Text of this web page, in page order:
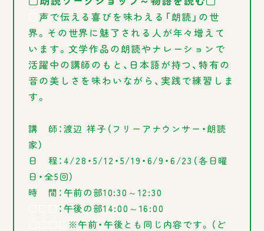
声で伝える喜びを味わえる「朗読」の世
界。その世界に魅了される人が年々増えて
います。文学作品の朗読やナレーションで
活躍中の講師のもと、日本語が持つ、特有の
音の美しさを味わいながら、実践で練習しま
す。
講 師：渡辺 祥子（フリーアナウンサー・朗読
家）
日 程：4/28・5/12・5/19・6/9・6/23（各日曜
日・全5回）
時 間：午前の部10:30～12:30
：午後の部14:00～16:00
※午前・午後とも同じ内容です。（ど